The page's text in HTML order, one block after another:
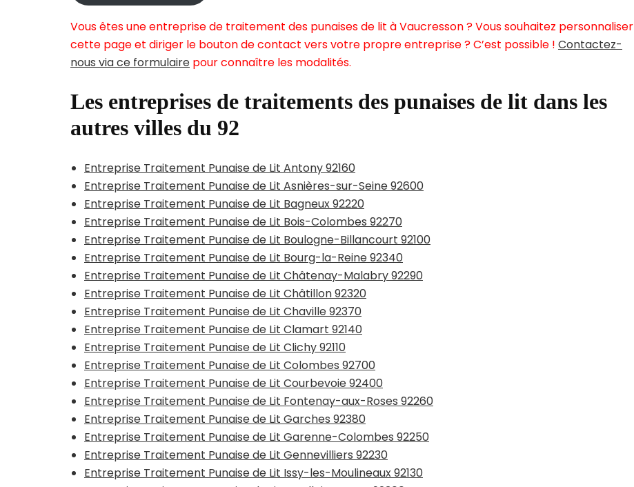
Vous êtes une entreprise de traitement des punaises de lit à Vaucresson ? Vous souhaitez personnaliser
cette page et diriger le bouton de contact vers votre propre entreprise ? C’est possible ! Contactez-
nous via ce formulaire pour connaître les modalités.
Les entreprises de traitements des punaises de lit dans les
autres villes du 92
Entreprise Traitement Punaise de Lit Antony 92160
Entreprise Traitement Punaise de Lit Asnières-sur-Seine 92600
Entreprise Traitement Punaise de Lit Bagneux 92220
Entreprise Traitement Punaise de Lit Bois-Colombes 92270
Entreprise Traitement Punaise de Lit Boulogne-Billancourt 92100
Entreprise Traitement Punaise de Lit Bourg-la-Reine 92340
Entreprise Traitement Punaise de Lit Châtenay-Malabry 92290
Entreprise Traitement Punaise de Lit Châtillon 92320
Entreprise Traitement Punaise de Lit Chaville 92370
Entreprise Traitement Punaise de Lit Clamart 92140
Entreprise Traitement Punaise de Lit Clichy 92110
Entreprise Traitement Punaise de Lit Colombes 92700
Entreprise Traitement Punaise de Lit Courbevoie 92400
Entreprise Traitement Punaise de Lit Fontenay-aux-Roses 92260
Entreprise Traitement Punaise de Lit Garches 92380
Entreprise Traitement Punaise de Lit Garenne-Colombes 92250
Entreprise Traitement Punaise de Lit Gennevilliers 92230
Entreprise Traitement Punaise de Lit Issy-les-Moulineaux 92130